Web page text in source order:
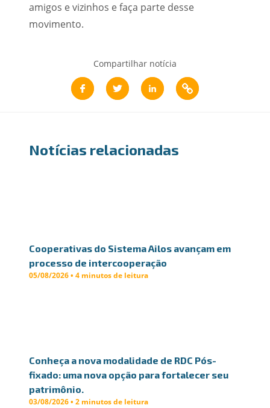
amigos e vizinhos e faça parte desse
movimento.
Compartilhar notícia
Notícias relacionadas
Cooperativas do Sistema Ailos avançam em
processo de intercooperação
05/08/2026 • 4 minutos de leitura
Conheça a nova modalidade de RDC Pós-
fixado: uma nova opção para fortalecer seu
patrimônio.
03/08/2026 • 2 minutos de leitura